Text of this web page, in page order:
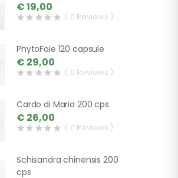
€ 19,00
( 0 Reviews )
PhytoFoie 120 capsule
€ 29,00
( 0 Reviews )
Cardo di Maria 200 cps
€ 26,00
( 0 Reviews )
Schisandra chinensis 200
cps